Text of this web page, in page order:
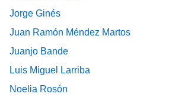
Jorge Ginés
Juan Ramón Méndez Martos
Juanjo Bande
Luis Miguel Larriba
Noelia Rosón